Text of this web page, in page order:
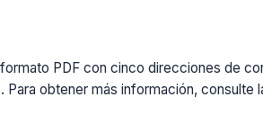
PDF con cinco direcciones de
obtener más información, consulte